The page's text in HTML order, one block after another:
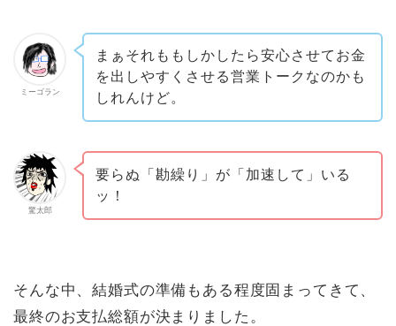
ミーゴラン
まぁそれももしかしたら安心させてお金
を出しやすくさせる営業トークなのかも
しれんけど。
驚太郎
要らぬ「勘繰り」が「加速して」いる
ッ！
そんな中、結婚式の準備もある程度固まってきて、
最終のお支払総額が決まりました。